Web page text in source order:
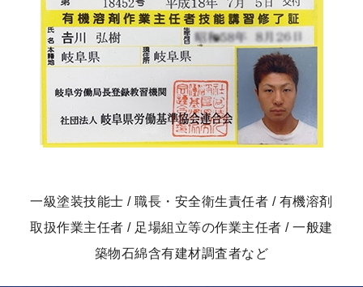
一級塗装技能士 / 職長・安全衛生責任者 / 有機溶剤
取扱作業主任者 / 足場組立等の作業主任者 / 一般建
築物石綿含有建材調査者など